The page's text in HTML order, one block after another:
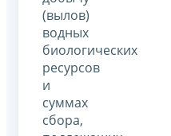
(вылов)
водных
биологических
ресурсов
и
суммах
сбора,